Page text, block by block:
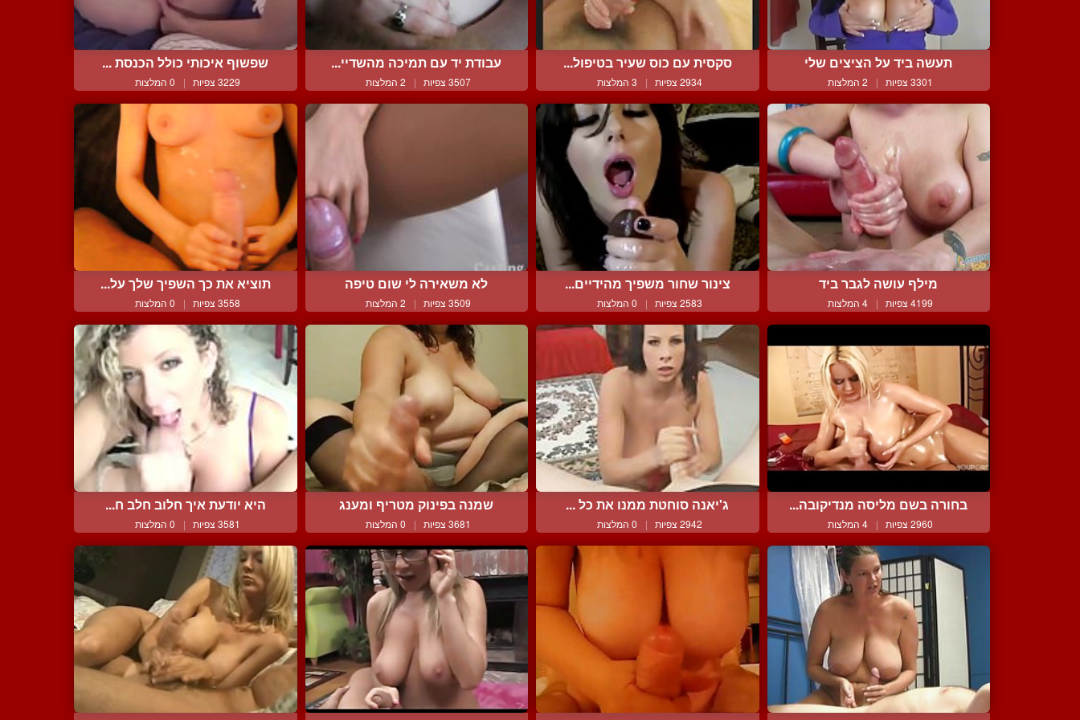
תעשה ביד על הציצים שלי
3301 צפיות | 2 המלצות
סקסית עם כוס שעיר בטיפול...
2934 צפיות | 3 המלצות
עבודת יד עם תמיכה מהשדיי...
3507 צפיות | 2 המלצות
שפשוף איכותי כולל הכנסת ...
3229 צפיות | 0 המלצות
מילף עושה לגבר ביד
4199 צפיות | 4 המלצות
צינור שחור משפיך מהידיים...
2583 צפיות | 0 המלצות
לא משאירה לי שום טיפה
3509 צפיות | 2 המלצות
תוציא את כך השפיך שלך על...
3558 צפיות | 0 המלצות
בחורה בשם מליסה מנדיקובה...
2960 צפיות | 4 המלצות
ג'יאנה סוחטת ממנו את כל ...
2942 צפיות | 0 המלצות
שמנה בפינוק מטריף ומענג
3681 צפיות | 0 המלצות
היא יודעת איך חלוב חלב ח...
3581 צפיות | 0 המלצות